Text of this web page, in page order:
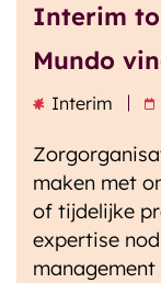
Interim
Mundo
Interim
maken met
of tijdelijke
expertise